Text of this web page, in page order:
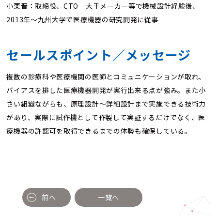
小栗晋：取締役、CTO 大手メーカー等で機械設計経験後、
2013年〜九州大学で医療機器の研究開発に従事
セールスポイント／メッセージ
複数の診療科や医療機関の医師とコミュニケーションが取れ、
バイアスを排した医療機器開発が実行出来る点が強み。また小
さい組織ながらも、原理設計〜詳細設計まで実施できる技術力
があり、実際に試作機として作製して実証するだけでなく、医
療機器の許認可を取得できるまでの体勢も確保している。
前へ 一覧へ